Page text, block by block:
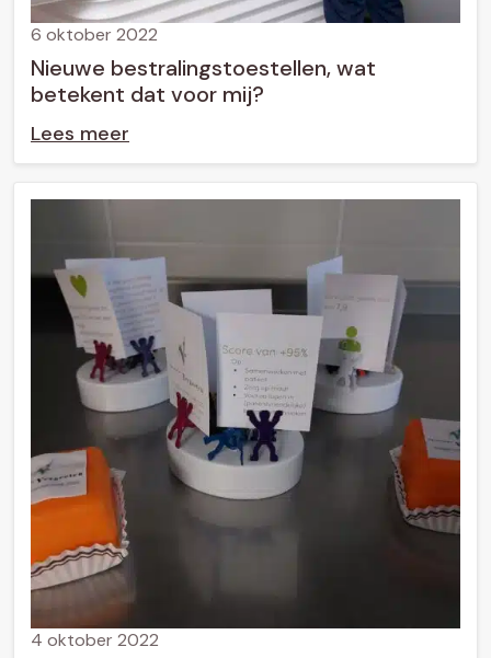
Nieuwe bestralingstoestellen, wat
betekent dat voor mij?
6 oktober 2022
Lees meer
4 oktober 2022